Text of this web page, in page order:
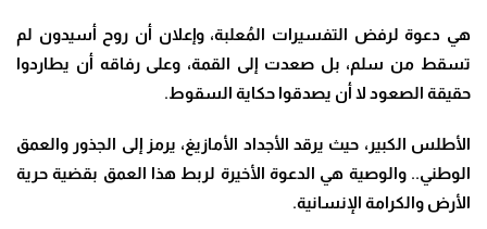
هي دعوة لرفض التفسيرات المُعلبة، وإعلان أن روح أسيدون لم
تسقط من سلم، بل صعدت إلى القمة، وعلى رفاقه أن يطاردوا
حقيقة الصعود لا أن يصدقوا حكاية السقوط.
الأطلس الكبير، حيث يرقد الأجداد الأمازيغ، يرمز إلى الجذور والعمق
الوطني.. والوصية هي الدعوة الأخيرة لربط هذا العمق بقضية حرية
الأرض والكرامة الإنسانية.